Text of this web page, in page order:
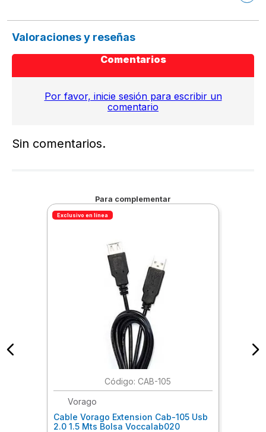
Valoraciones y reseñas
Comentarios
Por favor, inicie sesión para escribir un
comentario
Sin comentarios.
Para complementar
Exclusivo en línea
: CAB-105
Vorago
Cable Vorago Extension Cab-105 Usb
2.0 1.5 Mts Bolsa Voccalab020